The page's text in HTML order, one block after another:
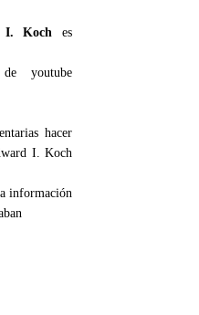
I. Koch es
youtube
hacer
I. Koch
información